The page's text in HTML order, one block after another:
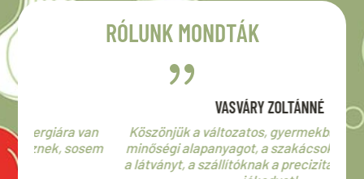
RÓLUNK MONDTÁK
{
VASVÁRY ZOLTÁNNÉ
Köszönjük a változatos, gyermekbarát étlapot, a
minőségi alapanyagot, a szakácsoknak az ízeket,
a látványt, a szállítóknak a precizitást, a humort, a